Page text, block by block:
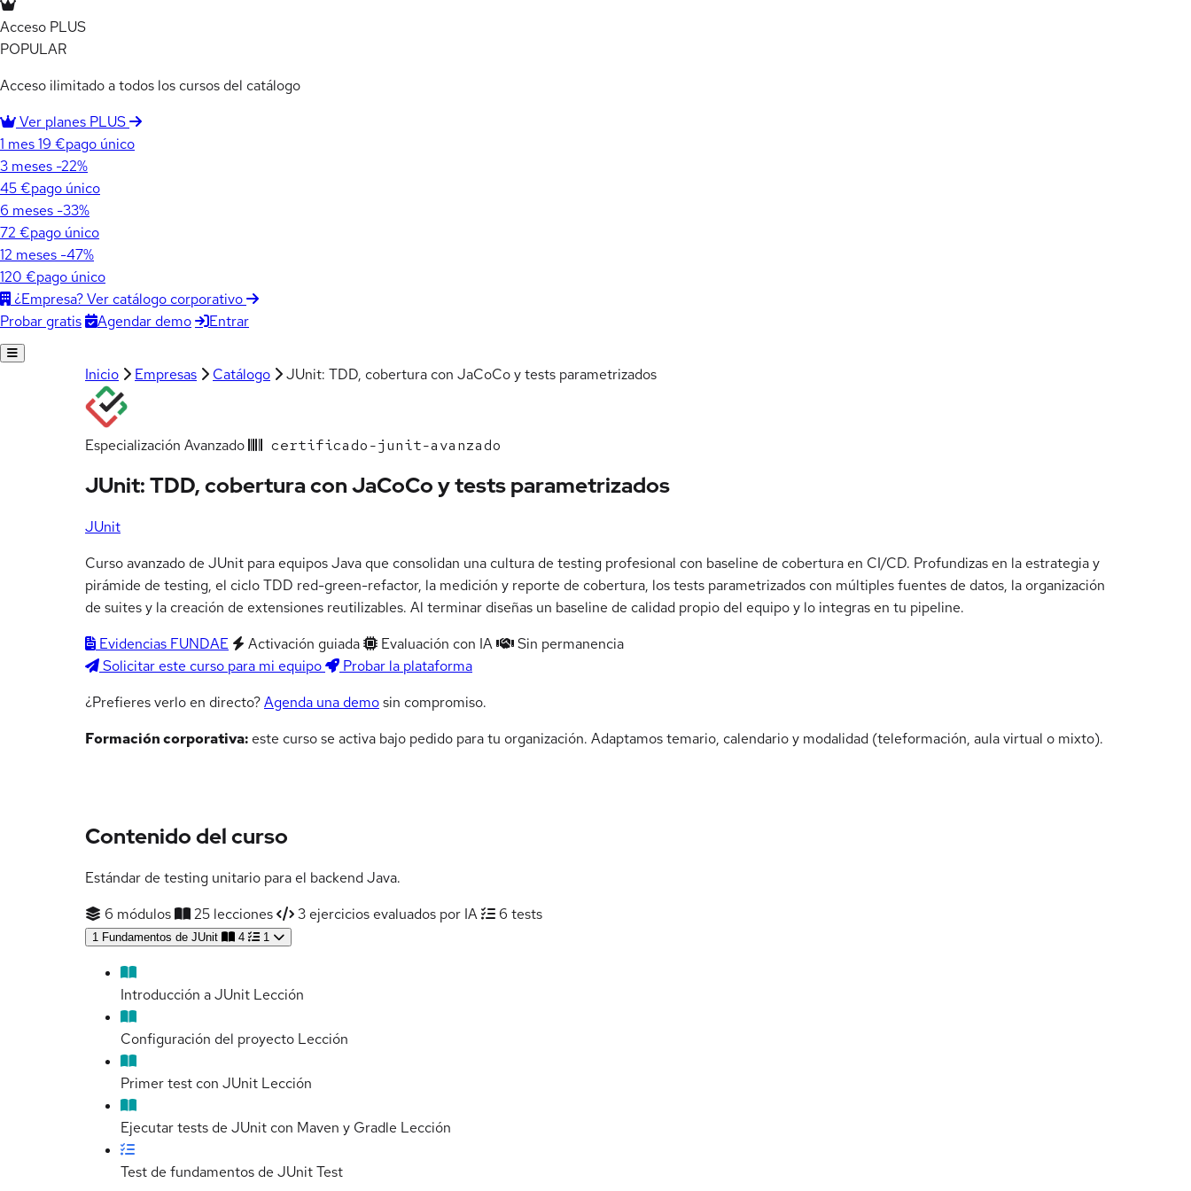
Acceso PLUS
POPULAR
Acceso ilimitado a todos los cursos del catálogo
Ver planes PLUS
1 mes19 €pago único
3 meses -22%
45 €pago único
6 meses -33%
72 €pago único
12 meses -47%
120 €pago único
¿Empresa? Ver catálogo corporativo
Probar gratis
Agendar demo Entrar
Inicio Empresas Catálogo JUnit: TDD, cobertura con JaCoCo y tests parametrizados
Especialización Avanzado certificado-junit-avanzado
JUnit: TDD, cobertura con JaCoCo y tests parametrizados
JUnit
Curso avanzado de JUnit para equipos Java que consolidan una cultura de testing profesional con baseline de cobertura en CI/CD. Profundizas en la estrategia y
pirámide de testing, el ciclo TDD red-green-refactor, la medición y reporte de cobertura, los tests parametrizados con múltiples fuentes de datos, la organización
de suites y la creación de extensiones reutilizables. Al terminar diseñas un baseline de calidad propio del equipo y lo integras en tu pipeline.
Evidencias FUNDAE
Activación guiada Evaluación con IA
Sin permanencia
Solicitar este curso para mi equipo
Probar la plataforma
¿Prefieres verlo en directo?Agenda una demosin compromiso.
Formación corporativa: este curso se activa bajo pedido para tu organización. Adaptamos temario, calendario y modalidad (teleformación, aula virtual o mixto).
Contenido del curso
Estándar de testing unitario para el backend Java.
6 módulos
25 lecciones 3 ejercicios evaluados por IA 6 tests
1 Fundamentos de JUnit 4 1
Introducción a JUnit Lección
Configuración del proyecto Lección
Primer test con JUnit Lección
Ejecutar tests de JUnit con Maven y Gradle Lección
Test de fundamentos de JUnitTest